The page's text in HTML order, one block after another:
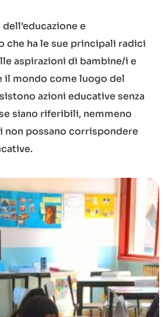
e
che ha le sue principali radici
aspirazioni di bambine/i e
il mondo come luogo del
azioni educative senza
siano riferibili, nemmeno
non possano corrispondere